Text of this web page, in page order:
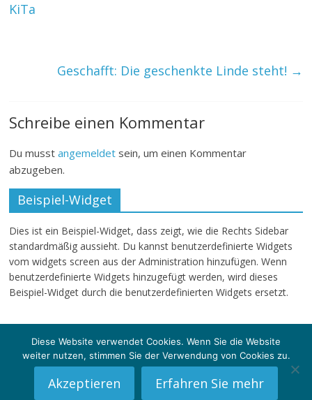
KiTa
Geschafft: Die geschenkte Linde steht! →
Schreibe einen Kommentar
Du musstangemeldet sein, um einen Kommentar
abzugeben.
Beispiel-Widget
Dies ist ein Beispiel-Widget, dass zeigt, wie die Rechts Sidebar
standardmäßig aussieht. Du kannst benutzerdefinierte Widgets
vom widgets screen aus der Administration hinzufügen. Wenn
benutzerdefinierte Widgets hinzugefügt werden, wird dieses
Beispiel-Widget durch die benutzerdefinierten Widgets ersetzt.
Copyright © 2026klartext-sg. Alle Rechte vorbehalten.
Diese Website verwendet Cookies. Wenn Sie die Website
weiter nutzen, stimmen Sie der Verwendung von Cookies zu.
Akzeptieren Erfahren Sie mehr